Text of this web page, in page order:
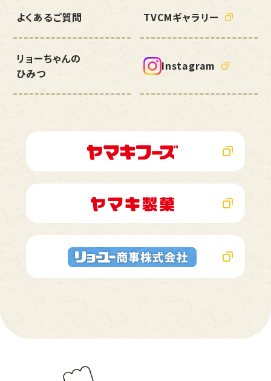
よくあるご質問 TVCMギャラリー
リョーちゃんの
ひみつ
Instagram